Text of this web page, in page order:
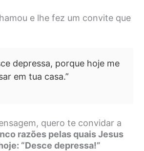
e lhe fez um convite que
depressa, porque hoje me
em tua casa.”
quero te convidar a
razões pelas quais Jesus
“Desce depressa!”